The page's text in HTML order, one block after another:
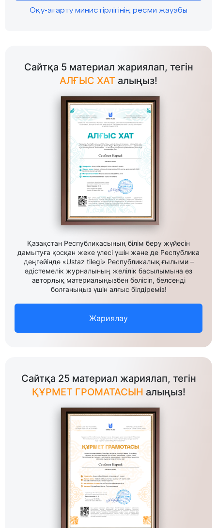
Оқу-ағарту министірлігінің ресми жауабы
Сайтқа 5 материал жариялап, тегін
АЛҒЫС ХАТ алыңыз!
Қазақстан Республикасының білім беру жүйесін
дамытуға қосқан жеке үлесі үшін және де Республика
деңгейінде «Ustaz tilegi» Республикалық ғылыми –
әдістемелік журналының желілік басылымына өз
авторлық материалыңызбен бөлісіп, белсенді
болғаныңыз үшін алғыс білдіреміз!
Жариялау
Сайтқа 25 материал жариялап, тегін
ҚҰРМЕТ ГРОМАТАСЫН алыңыз!